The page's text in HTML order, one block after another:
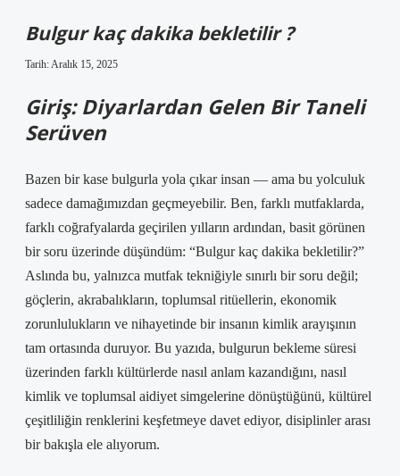
Bulgur kaç dakika bekletilir ?
Tarih: Aralık 15, 2025
Giriş: Diyarlardan Gelen Bir Taneli
Serüven
Bazen bir kase bulgurla yola çıkar insan — ama bu yolculuk
sadece damağımızdan geçmeyebilir. Ben, farklı mutfaklarda,
farklı coğrafyalarda geçirilen yılların ardından, basit görünen
bir soru üzerinde düşündüm: “Bulgur kaç dakika bekletilir?”
Aslında bu, yalnızca mutfak tekniğiyle sınırlı bir soru değil;
göçlerin, akrabalıkların, toplumsal ritüellerin, ekonomik
zorunlulukların ve nihayetinde bir insanın kimlik arayışının
tam ortasında duruyor. Bu yazıda, bulgurun bekleme süresi
üzerinden farklı kültürlerde nasıl anlam kazandığını, nasıl
kimlik ve toplumsal aidiyet simgelerine dönüştüğünü, kültürel
çeşitliliğin renklerini keşfetmeye davet ediyor, disiplinler arası
bir bakışla ele alıyorum.